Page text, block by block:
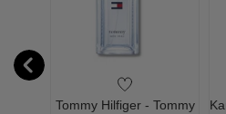
Tommy Hilfiger - Tommy